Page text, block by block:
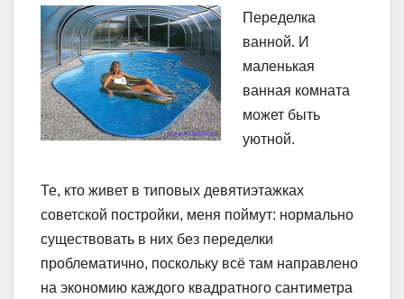
Переделка
ванной. И
маленькая
ванная комната
может быть
уютной.
Те, кто живет в типовых девятиэтажках
советской постройки, меня поймут: нормально
существовать в них без переделки
проблематично, поскольку всё там направлено
на экономию каждого квадратного сантиметра